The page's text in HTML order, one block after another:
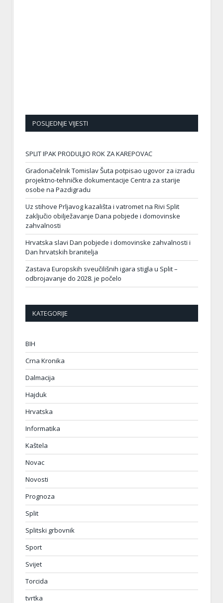
POSLJEDNJE VIJESTI
SPLIT IPAK PRODULJIO ROK ZA KAREPOVAC
Gradonačelnik Tomislav Šuta potpisao ugovor za izradu
projektno-tehničke dokumentacije Centra za starije
osobe na Pazdigradu
Uz stihove Prljavog kazališta i vatromet na Rivi Split
zaključio obilježavanje Dana pobjede i domovinske
zahvalnosti
Hrvatska slavi Dan pobjede i domovinske zahvalnosti i
Dan hrvatskih branitelja
Zastava Europskih sveučilišnih igara stigla u Split –
odbrojavanje do 2028. je počelo
KATEGORIJE
BIH
Crna Kronika
Dalmacija
Hajduk
Hrvatska
Informatika
Kaštela
Novac
Novosti
Prognoza
Split
Splitski grbovnik
Sport
Svijet
Torcida
tvrtka